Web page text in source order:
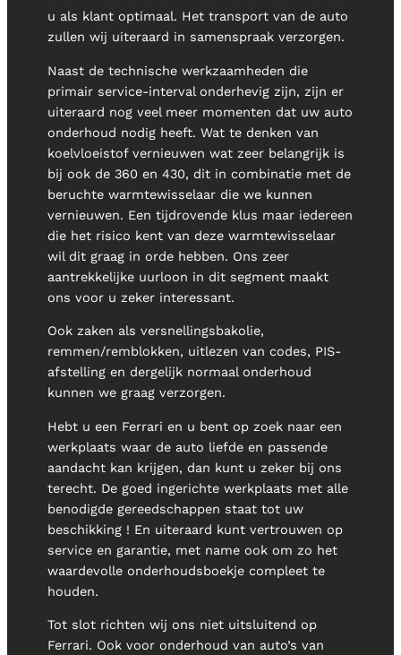
u als klant optimaal. Het transport van de auto
zullen wij uiteraard in samenspraak verzorgen.
Naast de technische werkzaamheden die
primair service-interval onderhevig zijn, zijn er
uiteraard nog veel meer momenten dat uw auto
onderhoud nodig heeft. Wat te denken van
koelvloeistof vernieuwen wat zeer belangrijk is
bij ook de 360 en 430, dit in combinatie met de
beruchte warmtewisselaar die we kunnen
vernieuwen. Een tijdrovende klus maar iedereen
die het risico kent van deze warmtewisselaar
wil dit graag in orde hebben. Ons zeer
aantrekkelijke uurloon in dit segment maakt
ons voor u zeker interessant.
Ook zaken als versnellingsbakolie,
remmen/remblokken, uitlezen van codes, PIS-
afstelling en dergelijk normaal onderhoud
kunnen we graag verzorgen.
Hebt u een Ferrari en u bent op zoek naar een
werkplaats waar de auto liefde en passende
aandacht kan krijgen, dan kunt u zeker bij ons
terecht. De goed ingerichte werkplaats met alle
benodigde gereedschappen staat tot uw
beschikking ! En uiteraard kunt vertrouwen op
service en garantie, met name ook om zo het
waardevolle onderhoudsboekje compleet te
houden.
Tot slot richten wij ons niet uitsluitend op
Ferrari. Ook voor onderhoud van auto’s van